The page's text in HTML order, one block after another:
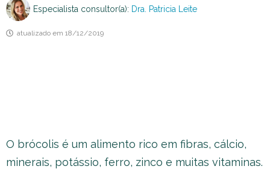
Especialista consultor(a): Dra. Patricia Leite
atualizado em 18/12/2019
O brócolis é um alimento rico em fibras, cálcio,
minerais, potássio, ferro, zinco e muitas vitaminas.